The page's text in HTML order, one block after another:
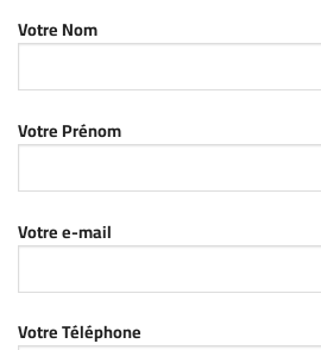
Votre Nom
Votre Prénom
Votre e-mail
Votre Téléphone